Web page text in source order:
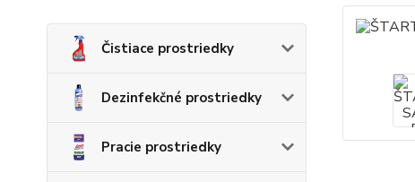
Čistiace prostriedky
Dezinfekčné prostriedky
Pracie prostriedky